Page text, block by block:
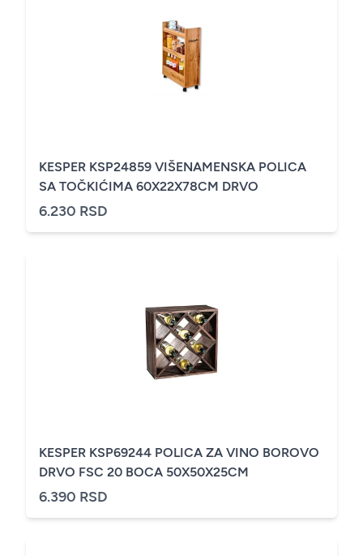
KESPER KSP24859 VIŠENAMENSKA POLICA
SA TOČKIĆIMA 60X22X78CM DRVO
6.230 RSD
KESPER KSP69244 POLICA ZA VINO BOROVO
DRVO FSC 20 BOCA 50X50X25CM
6.390 RSD